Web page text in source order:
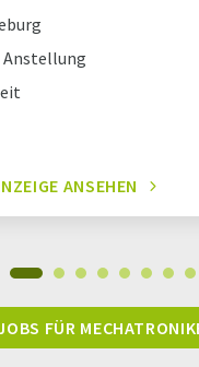
Anstellung
ANSEHEN
FÜR